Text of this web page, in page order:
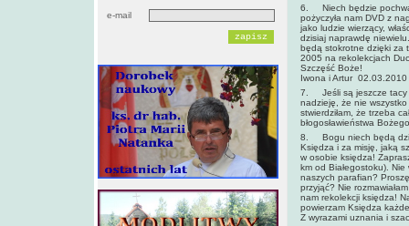
e-mail
6. Niech będzie
pożyczyła nam DVD z
jako ludzie wierzący,
dzisiaj naprawdę
będą stokrotne dzięki za
2005 na rekolekcjach
Szczęść Boże!
Iwona i Artur 02.03.2010
7. Jeśli są jeszcze tacy
nadzieję, że nie wszystko
stwierdziłam, że trzeba
błogosławieństwa
8. Bogu niech będą
Księdza i za misję, jaką
w osobie księdza!
km od Białegostoku).
naszych parafian?
przyjąć? Nie
nam rekolekcji księdza!
powierzam Księdza
Z wyrazami uznania i